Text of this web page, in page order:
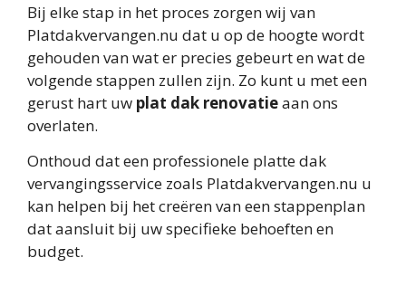
Bij elke stap in het proces zorgen wij van
Platdakvervangen.nu dat u op de hoogte wordt
gehouden van wat er precies gebeurt en wat de
volgende stappen zullen zijn. Zo kunt u met een
gerust hart uw plat dak renovatieaan ons
overlaten.
Onthoud dat een professionele platte dak
vervangingsservice zoals Platdakvervangen.nu u
kan helpen bij het creëren van een stappenplan
dat aansluit bij uw specifieke behoeften en
budget.